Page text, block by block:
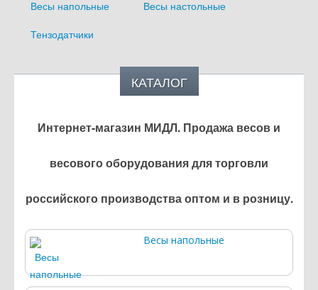
Весы напольные Весы настольные
Тензодатчики
КАТАЛОГ
Интернет-магазин МИДЛ. Продажа весов и
весового оборудования для торговли
российского производства оптом и в розницу.
Весы напольные